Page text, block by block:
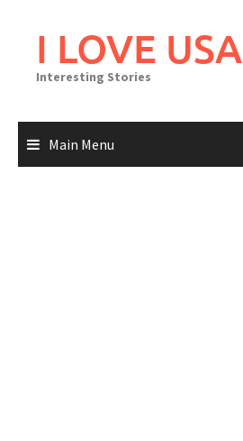
I LOVE USA
Interesting Stories
Main Menu